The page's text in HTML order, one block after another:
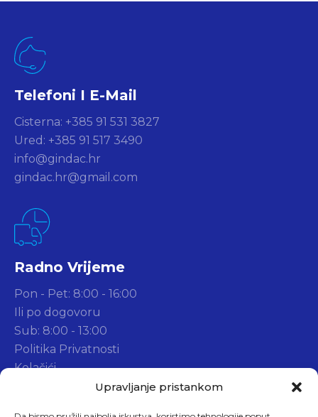
Upravljanje pristankom
Telefoni I E-Mail
Cisterna: +385 91 531 3827
Ured: +385 91 517 3490
info@gindac.hr
gindac.hr@gmail.com
Radno Vrijeme
Pon - Pet: 8:00 - 16:00
Ili po dogovoru
Sub: 8:00 - 13:00
Politika Privatnosti
Kolačići